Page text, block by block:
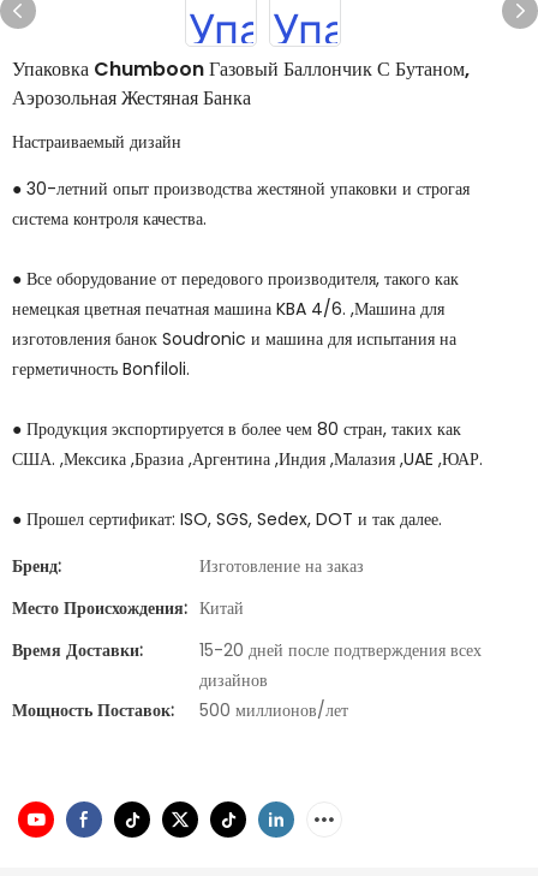
Упаковка Chumboon Газовый Баллончик С Бутаном,
Аэрозольная Жестяная Банка
Настраиваемый дизайн
● 30-летний опыт производства жестяной упаковки и строгая
система контроля качества.
● Все оборудование от передового производителя, такого как
немецкая цветная печатная машина KBA 4/6. ,Машина для
изготовления банок Soudronic и машина для испытания на
герметичность Bonfiloli.
● Продукция экспортируется в более чем 80 стран, таких как
США. ,Мексика ,Бразиа ,Аргентина ,Индия ,Малазия ,UAE ,ЮАР.
● Прошел сертификат: ISO, SGS, Sedex, DOT и так далее.
Бренд:
Изготовление на заказ
Место Происхождения: Китай
Время Доставки:
15-20 дней после подтверждения всех
дизайнов
Мощность Поставок:
500 миллионов/лет